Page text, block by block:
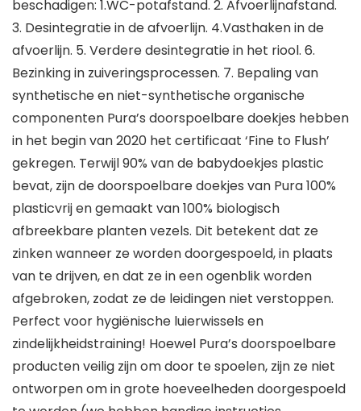
beschadigen: 1.WC-potafstand. 2. Afvoerlijnafstand.
3. Desintegratie in de afvoerlijn. 4.Vasthaken in de
afvoerlijn. 5. Verdere desintegratie in het riool. 6.
Bezinking in zuiveringsprocessen. 7. Bepaling van
synthetische en niet-synthetische organische
componenten Pura’s doorspoelbare doekjes hebben
in het begin van 2020 het certificaat ‘Fine to Flush’
gekregen. Terwijl 90% van de babydoekjes plastic
bevat, zijn de doorspoelbare doekjes van Pura 100%
plasticvrij en gemaakt van 100% biologisch
afbreekbare planten vezels. Dit betekent dat ze
zinken wanneer ze worden doorgespoeld, in plaats
van te drijven, en dat ze in een ogenblik worden
afgebroken, zodat ze de leidingen niet verstoppen.
Perfect voor hygiënische luierwissels en
zindelijkheidstraining! Hoewel Pura’s doorspoelbare
producten veilig zijn om door te spoelen, zijn ze niet
ontworpen om in grote hoeveelheden doorgespoeld